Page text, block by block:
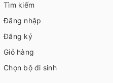
Tìm kiếm
Đăng nhập
Đăng ký
Giỏ hàng
Chọn bộ đi sinh